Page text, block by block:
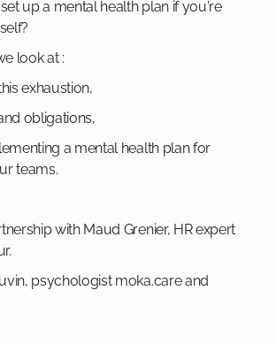
up a mental health plan if you're
look at :
exhaustion,
obligations,
a mental health plan for
teams.
with Maud Grenier, HR expert
psychologist moka.care and